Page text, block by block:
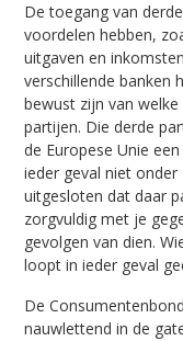
De toegang van
voordelen hebben,
uitgaven en
verschillende banken
bewust zijn van
partijen. Die derde
de Europese Unie
ieder geval niet
uitgesloten dat daar
zorgvuldig met je
gevolgen van dien.
loopt in ieder geval
De
nauwlettend in de